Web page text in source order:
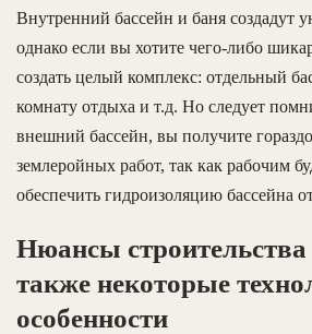
Внутренний бассейн и баня создадут
однако если вы хотите чего-либо
создать целый комплекс: отдельный
комнату отдыха и т.д. Но следует
внешний бассейн, вы получите
землеройных работ, так как рабочим
обеспечить гидроизоляцию бассейна
Нюансы строительства
также некоторые
особенности